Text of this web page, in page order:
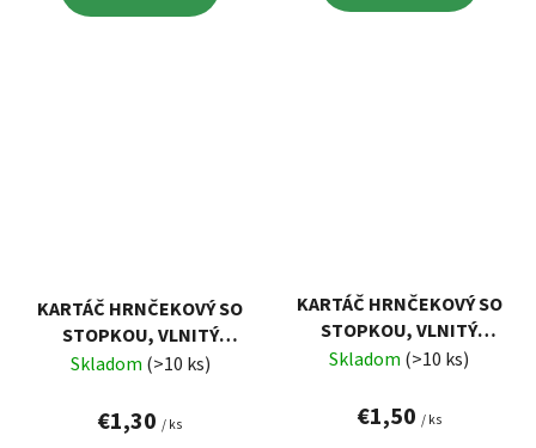
KARTÁČ HRNČEKOVÝ SO
STOPKOU, VLNITÝ
POMOSADZENÝ DRÔT
PR.6MM
Skladom (>10 ks)
€1,30 / ks
KARTÁČ HRNČEKOVÝ SO
STOPKOU, VLNITÝ
POMOSADZENÝ DRÔT
PR.6MM
Skladom (>10 ks)
€1,50 / ks